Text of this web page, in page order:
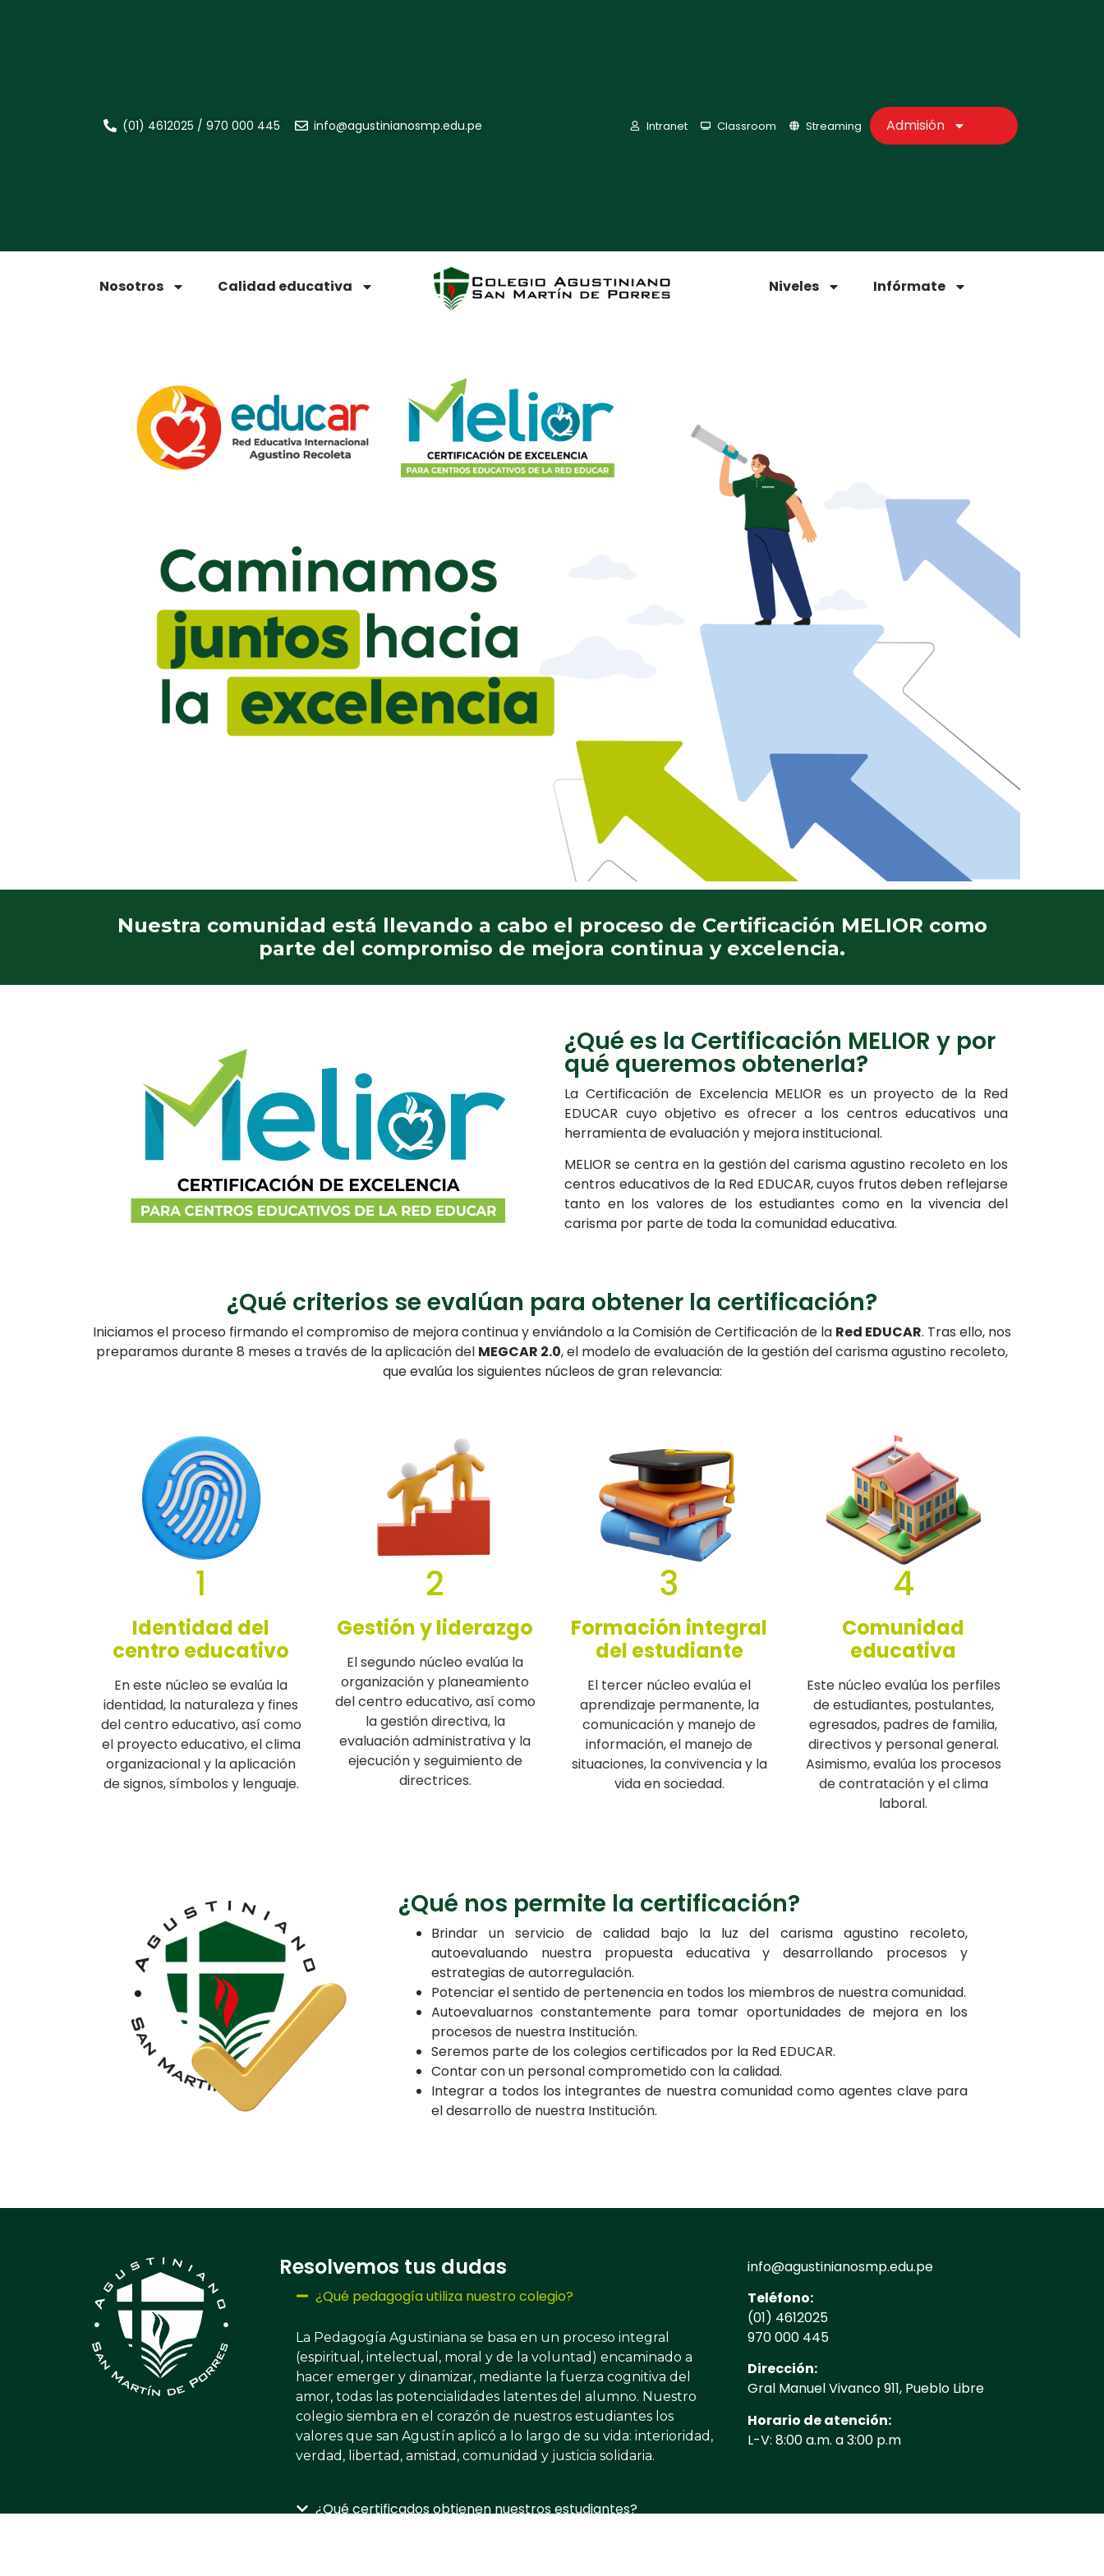
(01) 4612025 / 970 000 445 info@agustinianosmp.edu.pe Intranet Classroom Streaming Admisión
Nosotros Calidad educativa Niveles Infórmate
Nuestra comunidad está llevando a cabo el proceso de Certificación MELIOR como
parte del compromiso de mejora continua y excelencia.
¿Qué es la Certificación MELIOR y por
qué queremos obtenerla?
La Certificación de Excelencia MELIOR es un proyecto de la Red
EDUCAR cuyo objetivo es ofrecer a los centros educativos una
herramienta de evaluación y mejora institucional.
MELIOR se centra en la gestión del carisma agustino recoleto en los
centros educativos de la Red EDUCAR, cuyos frutos deben reflejarse
tanto en los valores de los estudiantes como en la vivencia del
carisma por parte de toda la comunidad educativa.
¿Qué criterios se evalúan para obtener la certificación?
Iniciamos el proceso firmando el compromiso de mejora continua y enviándolo a la Comisión de Certificación de la Red EDUCAR. Tras ello, nos
preparamos durante 8 meses a través de la aplicación del MEGCAR 2.0, el modelo de evaluación de la gestión del carisma agustino recoleto,
que evalúa los siguientes núcleos de gran relevancia:
1
Identidad del
centro educativo
En este núcleo se evalúa la
identidad, la naturaleza y fines
del centro educativo, así como
el proyecto educativo, el clima
organizacional y la aplicación
de signos, símbolos y lenguaje.
2
Gestión y liderazgo
El segundo núcleo evalúa la
organización y planeamiento
del centro educativo, así como
la gestión directiva, la
evaluación administrativa y la
ejecución y seguimiento de
directrices.
3
Formación integral
del estudiante
El tercer núcleo evalúa el
aprendizaje permanente, la
comunicación y manejo de
información, el manejo de
situaciones, la convivencia y la
vida en sociedad.
4
Comunidad
educativa
Este núcleo evalúa los perfiles
de estudiantes, postulantes,
egresados, padres de familia,
directivos y personal general.
Asimismo, evalúa los procesos
de contratación y el clima
laboral.
¿Qué nos permite la certificación?
Brindar un servicio de calidad bajo la luz del carisma agustino recoleto,
autoevaluando nuestra propuesta educativa y desarrollando procesos y
estrategias de autorregulación.
Potenciar el sentido de pertenencia en todos los miembros de nuestra comunidad.
Autoevaluarnos constantemente para tomar oportunidades de mejora en los
procesos de nuestra Institución.
Seremos parte de los colegios certificados por la Red EDUCAR.
Contar con un personal comprometido con la calidad.
Integrar a todos los integrantes de nuestra comunidad como agentes clave para
el desarrollo de nuestra Institución.
Resolvemos tus dudas
¿Qué pedagogía utiliza nuestro colegio?
La Pedagogía Agustiniana se basa en un proceso integral
(espiritual, intelectual, moral y de la voluntad) encaminado a
hacer emerger y dinamizar, mediante la fuerza cognitiva del
amor, todas las potencialidades latentes del alumno.​ Nuestro
colegio siembra en el corazón de nuestros estudiantes los
valores que san Agustín aplicó a lo largo de su vida: interioridad,
verdad, libertad, amistad, comunidad y justicia solidaria.
¿Qué certificados obtienen nuestros estudiantes?
info@agustinianosmp.edu.pe
Teléfono:
(01) 4612025
970 000 445
Dirección:
Gral Manuel Vivanco 911, Pueblo Libre
Horario de atención:
L-V: 8:00 a.m. a 3:00 p.m